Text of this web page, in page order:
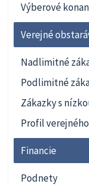
Výberové
Verejné
Nadlimitné
Podlimitné
Zákazky s
Profil
Financie
Podnety